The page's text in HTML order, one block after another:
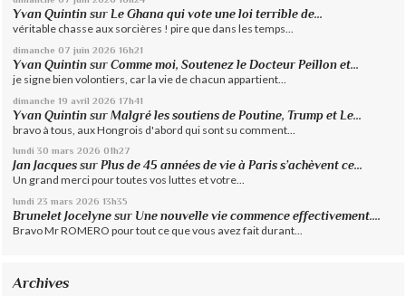
Yvan Quintin surLe Ghana qui vote une loi terrible de...
véritable chasse aux sorcières ! pire que dans les temps...
dimanche 07 juin 2026 16h21
Yvan Quintin surComme moi, Soutenez le Docteur Peillon et...
je signe bien volontiers, car la vie de chacun appartient...
dimanche 19 avril 2026 17h41
Yvan Quintin surMalgré les soutiens de Poutine, Trump et Le...
bravo à tous, aux Hongrois d'abord qui sont su comment...
lundi 30 mars 2026 01h27
Jan Jacques surPlus de 45 années de vie à Paris s’achèvent ce...
Un grand merci pour toutes vos luttes et votre...
lundi 23 mars 2026 13h35
Brunelet Jocelyne sur Une nouvelle vie commence effectivement....
Bravo Mr ROMERO pour tout ce que vous avez fait durant...
Archives